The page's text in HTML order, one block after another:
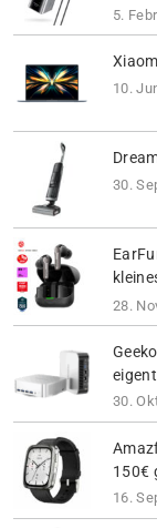
5.
10.
30.
28.
30.
150€
16.